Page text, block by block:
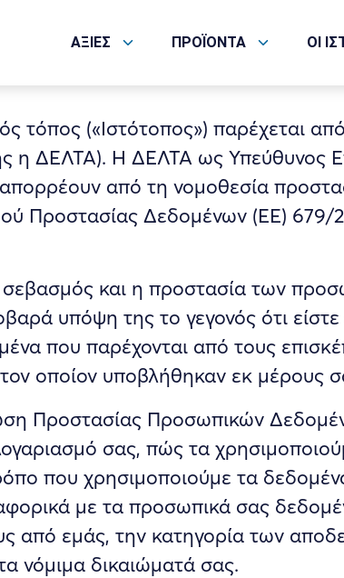
ΑΞΙΕΣ ΠΡΟΪΟΝΤΑ ΟΙ
τόπος («Ιστότοπος») παρέχεται
η ΔΕΛΤΑ). Η ΔΕΛΤΑ ως Υπεύθυνος
από τη νομοθεσία
Προστασίας Δεδομένων (ΕΕ)
και η προστασία των
υπόψη της το γεγονός ότι
που παρέχονται από τους
οποίον υποβλήθηκαν εκ μέρους
Προστασίας Προσωπικών
σας, πώς τα
που χρησιμοποιούμε τα
με τα προσωπικά σας
από εμάς, την κατηγορία των
νόμιμα δικαιώματά σας.